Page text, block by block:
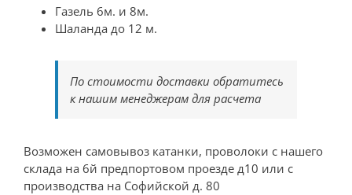
Газель 6м. и 8м.
Шаланда до 12 м.
По стоимости доставки обратитесь
к нашим менеджерам для расчета
Возможен самовывоз катанки, проволоки с нашего
склада на 6й предпортовом проезде д10 или с
производства на Софийской д. 80